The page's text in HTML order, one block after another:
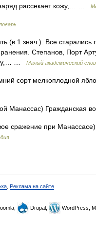
рассекает кожу,… …
(в 1 знач.). Все старались
Степанов, Порт
…
Малый академический
сорт мелкоплодной
Манассас) Гражданская
сражение при
Реклама на сайте
Drupal, WordPress,